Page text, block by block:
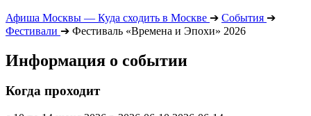
Афиша Москвы — Куда сходить в Москве ➔ События ➔
Фестивали ➔ Фестиваль «Времена и Эпохи» 2026
Информация о событии
Когда проходит